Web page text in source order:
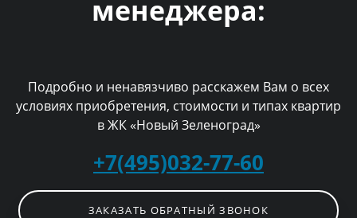
менеджера:
Подробно и ненавязчиво расскажем Вам о всех
условиях приобретения, стоимости и типах квартир
в ЖК «Новый Зеленоград»
+7(495)032-77-60
ЗАКАЗАТЬ ОБРАТНЫЙ ЗВОНОК